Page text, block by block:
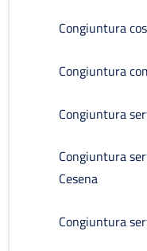
Congiuntura
Congiuntura
Congiuntura
Congiuntura
Cesena
Congiuntura